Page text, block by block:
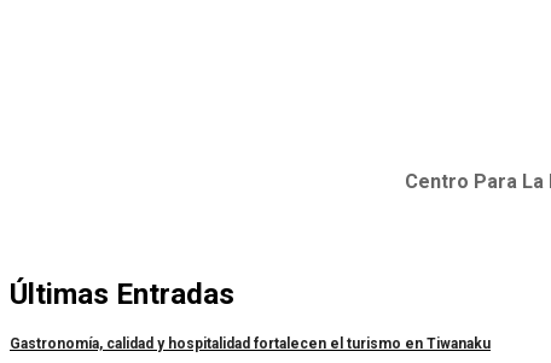
Centro Para La
Últimas Entradas
Gastronomía, calidad y hospitalidad fortalecen el turismo en Tiwanaku